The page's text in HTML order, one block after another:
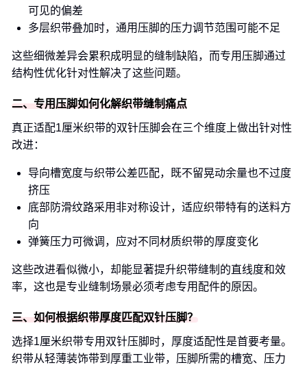
可见的偏差
多层织带叠加时，通用压脚的压力调节范围可能不足
这些细微差异会累积成明显的缝制缺陷，而专用压脚通过
结构性优化针对性解决了这些问题。
二、专用压脚如何化解织带缝制痛点
真正适配1厘米织带的双针压脚会在三个维度上做出针对性
改进：
导向槽宽度与织带公差匹配，既不留晃动余量也不过度
挤压
底部防滑纹路采用非对称设计，适应织带特有的送料方
向
弹簧压力可微调，应对不同材质织带的厚度变化
这些改进看似微小，却能显著提升织带缝制的直线度和效
率，这也是专业缝制场景必须考虑专用配件的原因。
三、如何根据织带厚度匹配双针压脚？
选择1厘米织带专用双针压脚时，厚度适配性是首要考量。
织带从轻薄装饰带到厚重工业带，压脚所需的槽宽、压力